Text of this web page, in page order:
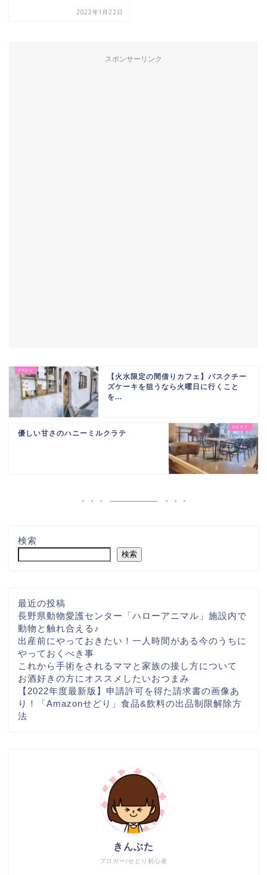
2022年1月22日
スポンサーリンク
【火水限定の間借りカフェ】バスクチー
ズケーキを狙うなら火曜日に行くこと
を...
優しい甘さのハニーミルクラテ
検索
検索
最近の投稿
長野県動物愛護センター「ハローアニマル」施設内で
動物と触れ合える♪
出産前にやっておきたい！一人時間がある今のうちに
やっておくべき事
これから手術をされるママと家族の接し方について
お酒好きの方にオススメしたいおつまみ
【2022年度最新版】申請許可を得た請求書の画像あ
り！「Amazonせどり」食品&飲料の出品制限解除方
法
ブロガー/せどり初心者
きんぶた